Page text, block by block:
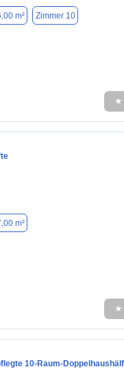
m² Zimmer 10
★
m²
★
10-Raum-